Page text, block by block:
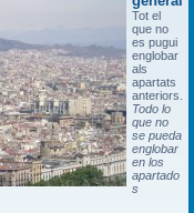
Tot el
que no
es pugui
englobar
als
apartats
anteriors.
Todo lo
que no
se pueda
englobar
en los
apartado
s